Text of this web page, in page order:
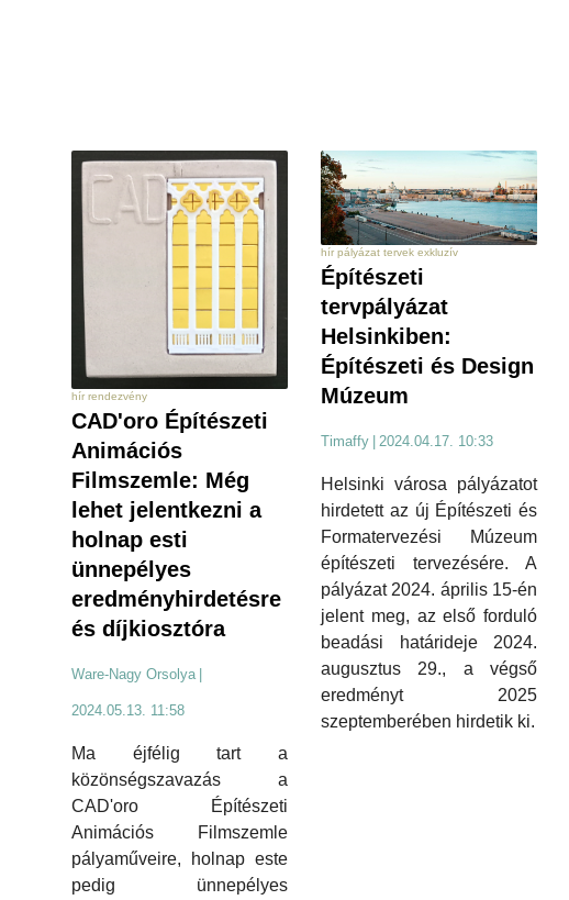
hír rendezvény
CAD'oro Építészeti
Animációs
Filmszemle: Még
lehet jelentkezni a
holnap esti
ünnepélyes
eredményhirdetésre
és díjkiosztóra
Ware-Nagy Orsolya
2024.05.13. 11:58
Ma éjfélig tart a
közönségszavazás a
CAD'oro Építészeti
Animációs Filmszemle
pályaműveire, holnap este
pedig ünnepélyes
hír pályázat tervek exkluzív
Építészeti
tervpályázat
Helsinkiben:
Építészeti és Design
Múzeum
Timaffy 2024.04.17. 10:33
Helsinki városa pályázatot
hirdetett az új Építészeti és
Formatervezési Múzeum
építészeti tervezésére. A
pályázat 2024. április 15-én
jelent meg, az első forduló
beadási határideje 2024.
augusztus 29., a végső
eredményt 2025
szeptemberében hirdetik ki.